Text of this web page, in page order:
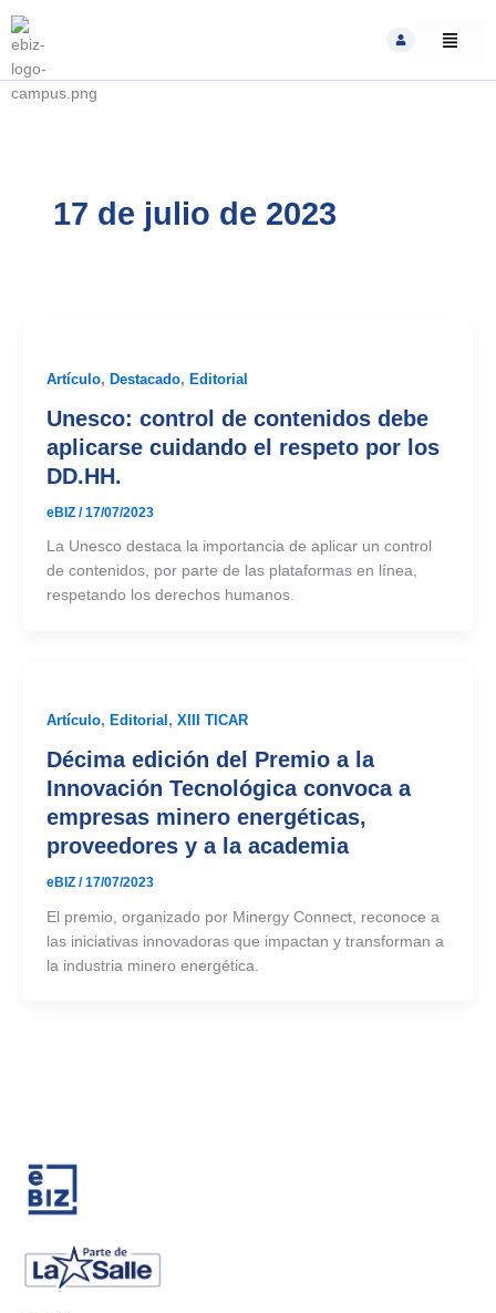
to
content
17 de julio de 2023
Artículo, Destacado, Editorial
Unesco: control de contenidos debe
aplicarse cuidando el respeto por los
DD.HH.
eBIZ /17/07/2023
La Unesco destaca la importancia de aplicar un control
de contenidos, por parte de las plataformas en línea,
respetando los derechos humanos.
Artículo, Editorial , XIII TICAR
Décima edición del Premio a la
Innovación Tecnológica convoca a
empresas minero energéticas,
proveedores y a la academia
eBIZ /17/07/2023
El premio, organizado por Minergy Connect, reconoce a
las iniciativas innovadoras que impactan y transforman a
la industria minero energética.